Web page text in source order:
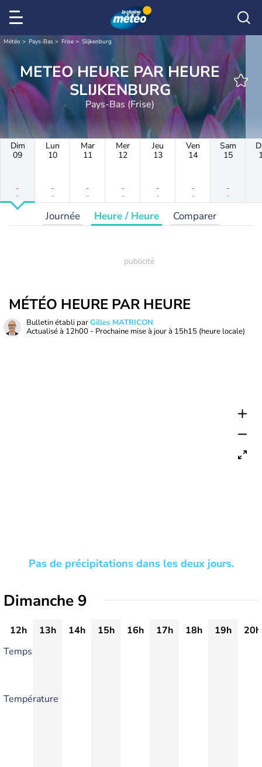
Météo Pays-Bas Frise Slijkenburg
METEO HEURE PAR HEURE
SLIJKENBURG
Pays-Bas (Frise)
Dim
09
-
-
Lun
10
-
-
Mar
11
-
-
Mer
12
-
-
Jeu
13
-
-
Ven
14
-
-
Sam
15
-
-
Journée Heure / Heure Comparer
MÉTÉO HEURE PAR HEURE
Bulletin établi parGilles MATRICON
Actualisé à 12h00 - Prochaine mise à jour à 15h15 (heure locale)
Pas de précipitations dans les deux jours.
Dimanche 9
12h 13h 14h 15h 16h 17h 18h 19h
20h
Temps
Température